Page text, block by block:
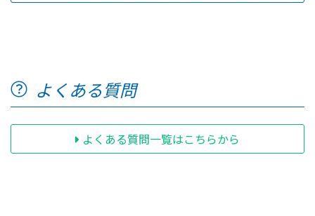
よくある質問
よくある質問一覧はこちらから